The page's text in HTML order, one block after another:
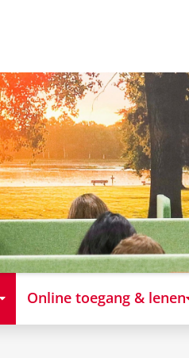
Online toegang & lenen